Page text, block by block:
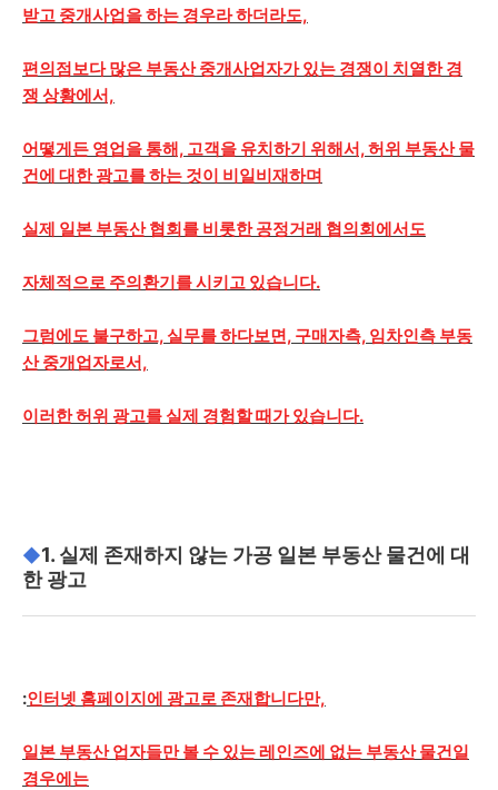
받고 중개사업을 하는 경우라 하더라도,
편의점보다 많은 부동산 중개사업자가 있는 경쟁이 치열한 경
쟁 상황에서,
어떻게든 영업을 통해, 고객을 유치하기 위해서, 허위 부동산 물
건에 대한 광고를 하는 것이 비일비재하며
실제 일본 부동산 협회를 비롯한 공정거래 협의회에서도
자체적으로 주의환기를 시키고 있습니다.
그럼에도 불구하고, 실무를 하다보면, 구매자측, 임차인측 부동
산 중개업자로서,
이러한 허위 광고를 실제 경험할 때가 있습니다.
◆1. 실제 존재하지 않는 가공 일본 부동산 물건에 대
한 광고
:인터넷 홈페이지에 광고로 존재합니다만,
일본 부동산 업자들만 볼 수 있는 레인즈에 없는 부동산 물건일
경우에는